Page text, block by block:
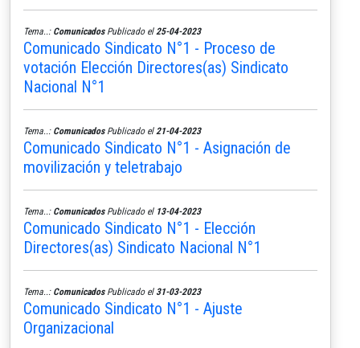
Tema..: ComunicadosPublicado el 25-04-2023
Comunicado Sindicato N°1 - Proceso de
votación Elección Directores(as) Sindicato
Nacional N°1
Tema..: ComunicadosPublicado el 21-04-2023
Comunicado Sindicato N°1 - Asignación de
movilización y teletrabajo
Tema..: ComunicadosPublicado el 13-04-2023
Comunicado Sindicato N°1 - Elección
Directores(as) Sindicato Nacional N°1
Tema..: ComunicadosPublicado el 31-03-2023
Comunicado Sindicato N°1 - Ajuste
Organizacional